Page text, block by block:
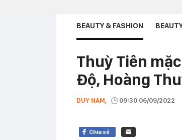
BEAUTY & FASHION
Thuỳ Tiên
Độ, Hoàng
DUY NAM, 09:30 06/09/2022
Chia sẻ